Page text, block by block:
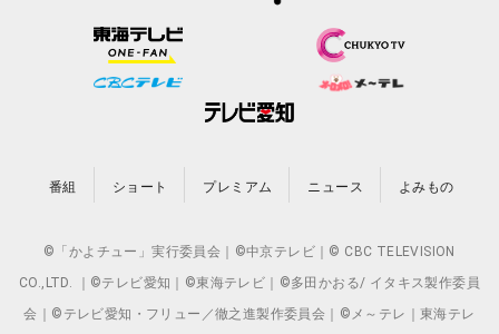
番組 ショート プレミアム ニュース よみもの
©「かよチュー」実行委員会｜©中京テレビ｜© CBC TELEVISION
CO.,LTD. ｜©テレビ愛知｜©東海テレビ｜©多田かおる/ イタキス製作委員
会｜©テレビ愛知・フリュー／徹之進製作委員会｜©メ～テレ｜東海テレ